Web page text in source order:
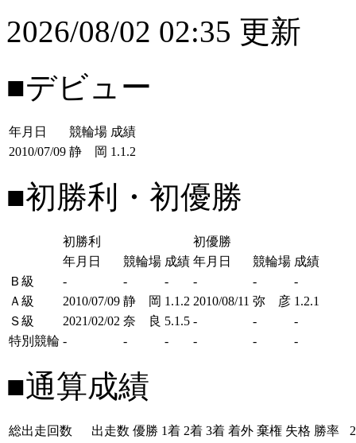
2026/08/02 02:35 更新
■デビュー
年月日 競輪場 成績
2010/07/09 静 岡 1.1.2
■初勝利・初優勝
初勝利
初優勝
年月日
競輪場 成績 年月日 競輪場 成績
Ｂ級
- - - - -
-
Ａ級
2010/07/09 静 岡 1.1.2 2010/08/11 弥 彦 1.2.1
Ｓ級
2021/02/02 奈 良 5.1.5 - -
-
特別競輪 - - - - - -
■通算成績
総出走回数 出走数 優勝 1着 2着 3着 着外 棄権 失格 勝率